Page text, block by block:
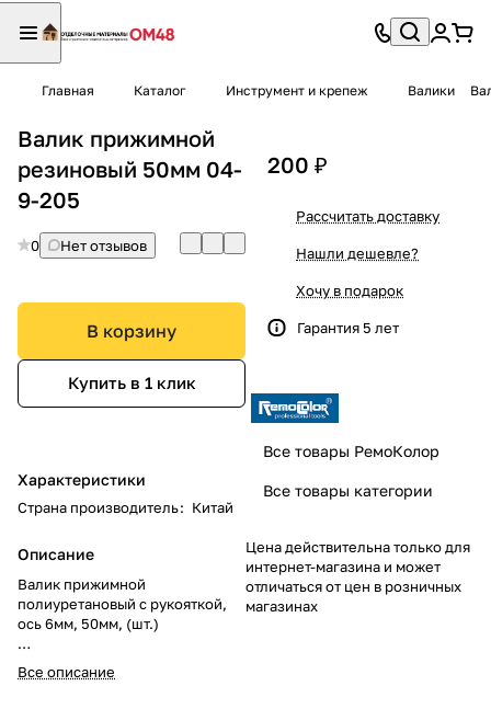
Главная Каталог Инструмент и крепеж Валики
Валик прижимной
резиновый 50мм 04-
9-205
0 Нет отзывов
В корзину
Купить в 1 клик
Характеристики
Страна производитель: Китай
Описание
Валик прижимной
полиуретановый с рукояткой,
ось 6мм, 50мм, (шт.)
Артикул: 04-9-205
Торговая марка: РемоКолор
Все описание
200 ₽
Рассчитать доставку
Нашли дешевле?
Хочу в подарок
Гарантия 5 лет
Все товары РемоКолор
Все товары категории
Цена действительна только для
интернет-магазина и может
отличаться от цен в розничных
магазинах